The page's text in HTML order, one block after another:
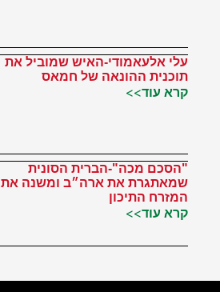
עלי אלעאמודי-האיש שמוביל את
תוכנית ההונאה של חמאס
קרא עוד>>
"הסכם מכה"-הברית הסונית
שמאתגרת את ארה״ב ומשנה את
המזרח התיכון
קרא עוד>>